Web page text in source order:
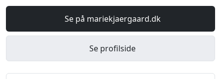
Se på mariekjaergaard.dk
Se profilside